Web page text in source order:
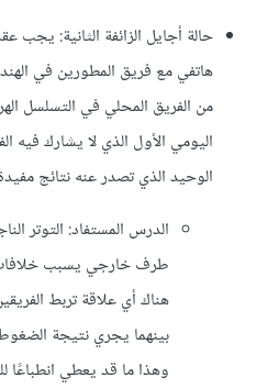
حالة أجايل الزائفة الثانية:
هاتفي مع فريق المطورين في
من الفريق المحلي في التسلسل
اليومي الأول الذي لا يشارك فيه
الوحيد الذي تصدر عنه نتائج
الدرس المستفاد: التوتر
طرف خارجي يسبب خلافات.
هناك أي علاقة تربط
بينهما يجري نتيجة
وهذا ما قد يعطي انطباعًا